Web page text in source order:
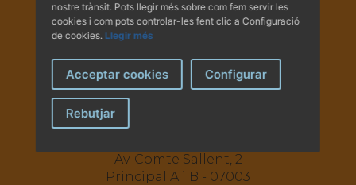
CONTACTE
Av. Comte Sallent, 2
Principal A i B - 07003
nostre trànsit. Pots llegir més sobre com fem servir les
cookies i com pots controlar-les fent clic a Configuració
de cookies. Llegir més
Acceptar cookies Configurar
Rebutjar